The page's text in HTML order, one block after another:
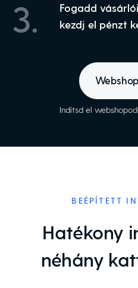
3.
Fogadd
kezdj el pénzt
Indítsd el
BEÉPÍTETT
Hatékony
néhány